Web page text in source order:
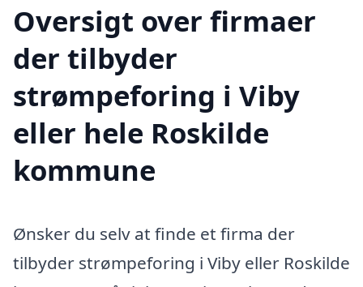
Oversigt over firmaer
der tilbyder
strømpeforing i Viby
eller hele Roskilde
kommune
Ønsker du selv at finde et firma der
tilbyder strømpeforing i Viby eller Roskilde